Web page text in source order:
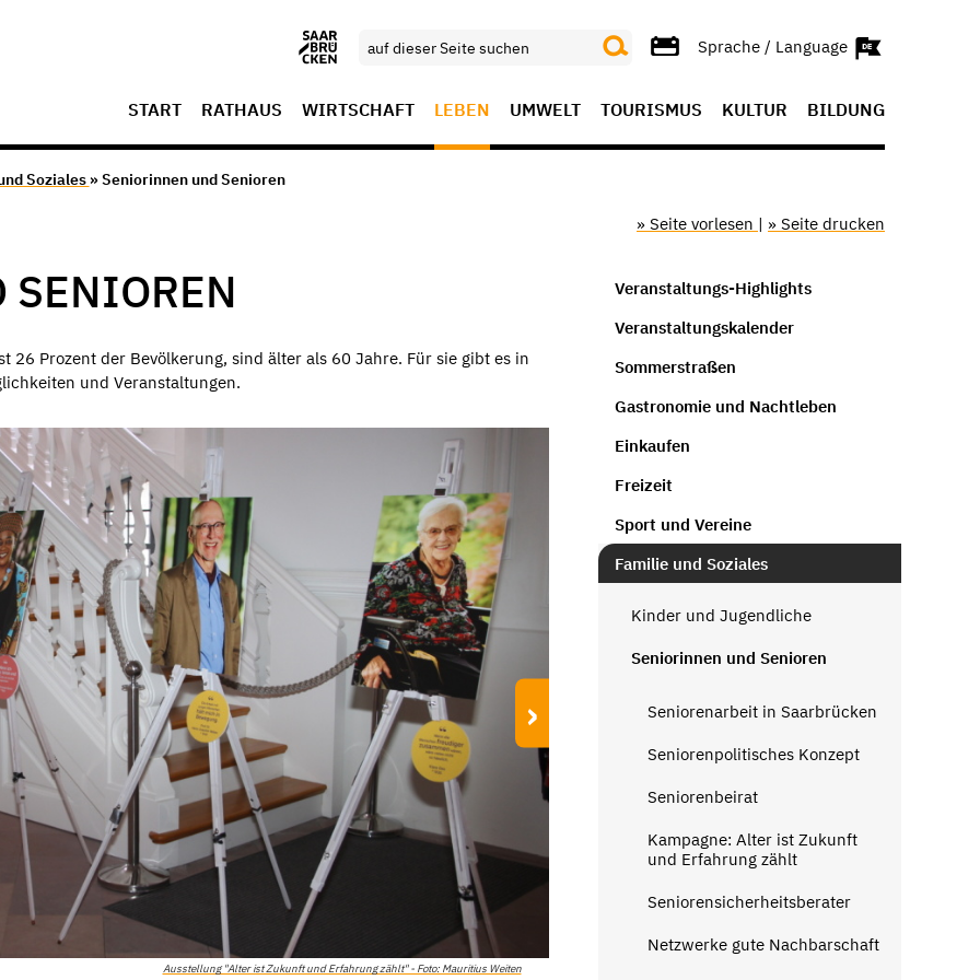
Sprache / Language
START RATHAUS WIRTSCHAFT LEBEN UMWELT TOURISMUS KULTUR BILDUNG
Soziales » Seniorinnen und Senioren
» Seite vorlesen | » Seite drucken
26 Prozent der Bevölkerung, sind älter als 60 Jahre. Für sie gibt es in
und Veranstaltungen.
Ausstellung "Alter ist Zukunft und Erfahrung zählt" - Foto: Mauritius Weiten
›
Veranstaltungs-Highlights
Veranstaltungskalender
Sommerstraßen
Gastronomie und Nachtleben
Einkaufen
Freizeit
Sport und Vereine
Familie und Soziales
Kinder und Jugendliche
Seniorinnen und Senioren
Seniorenarbeit in Saarbrücken
Seniorenpolitisches Konzept
Seniorenbeirat
Kampagne: Alter ist Zukunft
und Erfahrung zählt
Seniorensicherheitsberater
Netzwerke gute Nachbarschaft